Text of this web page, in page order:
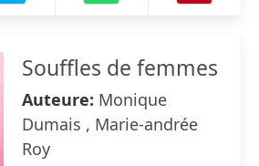
Souffles de femmes
Auteure: Monique
Dumais , Marie-andrée
Roy